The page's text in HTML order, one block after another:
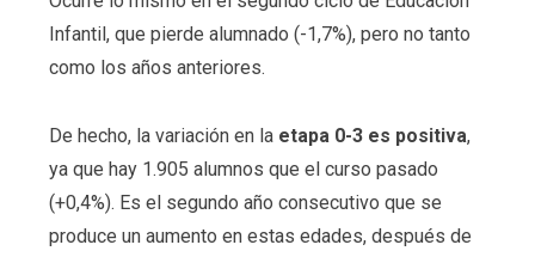
Infantil, que pierde alumnado (-1,7%), pero no tanto
como los años anteriores.
De hecho, la variación en la etapa 0-3 es positiva,
ya que hay 1.905 alumnos que el curso pasado
(+0,4%). Es el segundo año consecutivo que se
produce un aumento en estas edades, después de